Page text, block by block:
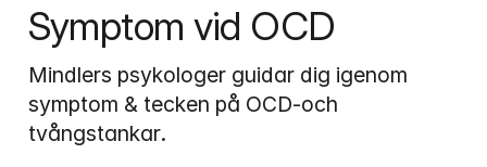
Symptom vid OCD
Mindlers psykologer guidar dig igenom
symptom & tecken på OCD-och
tvångstankar.